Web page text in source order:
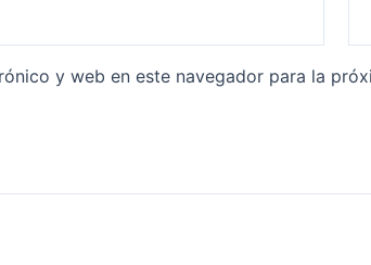
y web en este navegador para la